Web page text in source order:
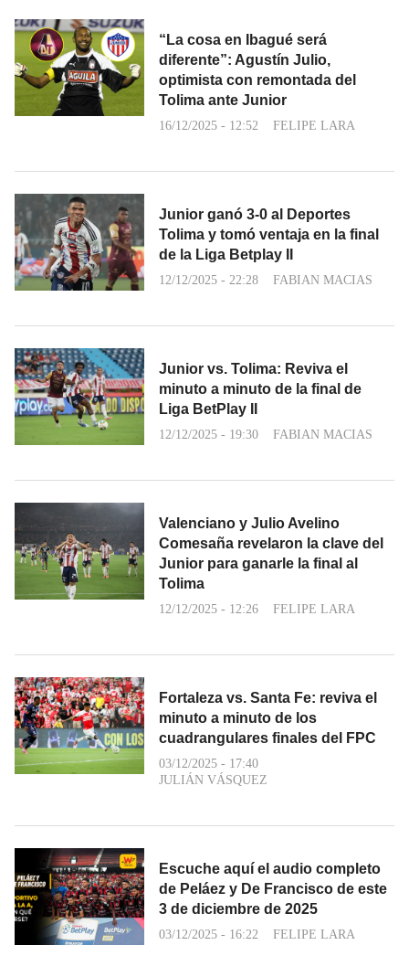
“La cosa en Ibagué será
diferente”: Agustín Julio,
optimista con remontada del
Tolima ante Junior
16/12/2025 - 12:52 FELIPE LARA
Junior ganó 3-0 al Deportes
Tolima y tomó ventaja en la final
de la Liga Betplay II
12/12/2025 - 22:28 FABIAN MACIAS
Junior vs. Tolima: Reviva el
minuto a minuto de la final de
Liga BetPlay II
12/12/2025 - 19:30 FABIAN MACIAS
Valenciano y Julio Avelino
Comesaña revelaron la clave del
Junior para ganarle la final al
Tolima
12/12/2025 - 12:26 FELIPE LARA
Fortaleza vs. Santa Fe: reviva el
minuto a minuto de los
cuadrangulares finales del FPC
03/12/2025 - 17:40
JULIÁN VÁSQUEZ
Escuche aquí el audio completo
de Peláez y De Francisco de este
3 de diciembre de 2025
03/12/2025 - 16:22 FELIPE LARA